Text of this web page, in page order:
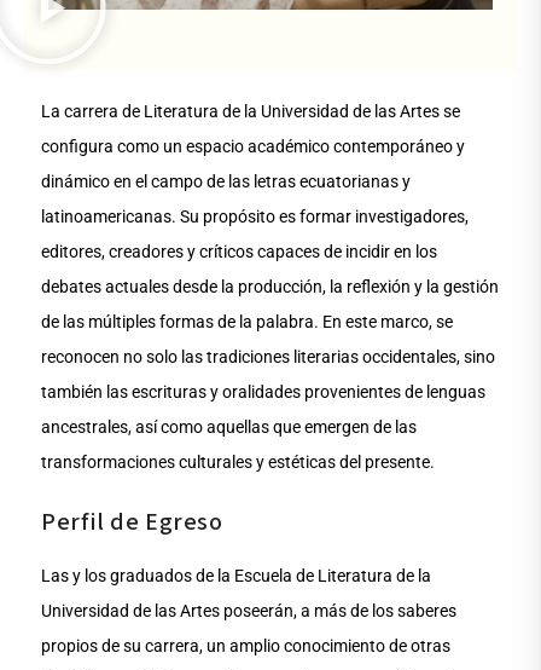
La carrera de Literatura de la Universidad de las Artes se
configura como un espacio académico contemporáneo y
dinámico en el campo de las letras ecuatorianas y
latinoamericanas. Su propósito es formar investigadores,
editores, creadores y críticos capaces de incidir en los
debates actuales desde la producción, la reflexión y la gestión
de las múltiples formas de la palabra. En este marco, se
reconocen no solo las tradiciones literarias occidentales, sino
también las escrituras y oralidades provenientes de lenguas
ancestrales, así como aquellas que emergen de las
transformaciones culturales y estéticas del presente.
Perfil de Egreso
Las y los graduados de la Escuela de Literatura de la
Universidad de las Artes poseerán, a más de los saberes
propios de su carrera, un amplio conocimiento de otras